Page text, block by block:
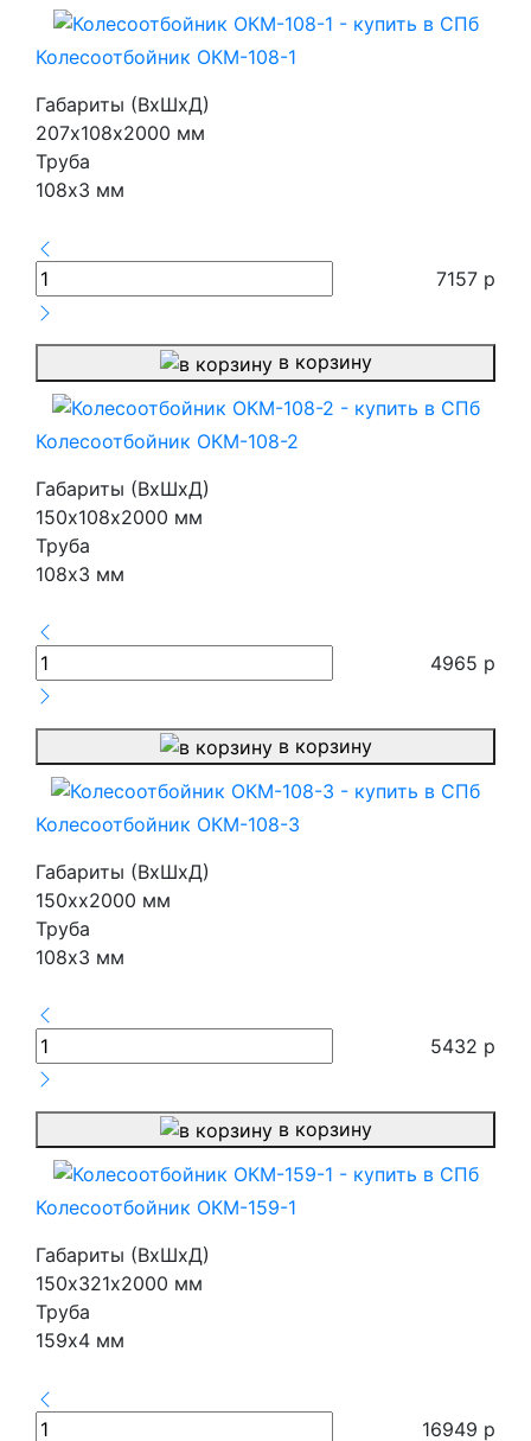
Колесоотбойник ОКМ-108-1
Габариты (ВхШхД)
207х108х2000 мм
Труба
108х3 мм
7157р
в корзину
Колесоотбойник ОКМ-108-2
Габариты (ВхШхД)
150х108х2000 мм
Труба
108х3 мм
4965 р
в корзину
Колесоотбойник ОКМ-108-3
Габариты (ВхШхД)
150хх2000 мм
Труба
108х3 мм
5432 р
в корзину
Колесоотбойник ОКМ-159-1
Габариты (ВхШхД)
150х321х2000 мм
Труба
159х4 мм
16949 р